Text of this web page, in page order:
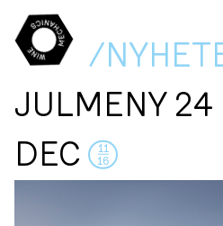
/
JULMENY 24
DEC
11
16